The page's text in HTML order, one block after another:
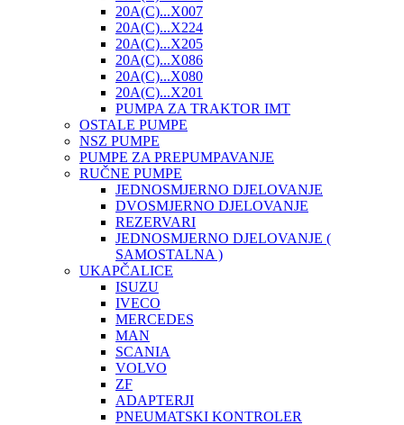
20A(C)...X007
20A(C)...X224
20A(C)...X205
20A(C)...X086
20A(C)...X080
20A(C)...X201
PUMPA ZA TRAKTOR IMT
OSTALE PUMPE
NSZ PUMPE
PUMPE ZA PREPUMPAVANJE
RUČNE PUMPE
JEDNOSMJERNO DJELOVANJE
DVOSMJERNO DJELOVANJE
REZERVARI
JEDNOSMJERNO DJELOVANJE (
SAMOSTALNA )
UKAPČALICE
ISUZU
IVECO
MERCEDES
MAN
SCANIA
VOLVO
ZF
ADAPTERJI
PNEUMATSKI KONTROLER